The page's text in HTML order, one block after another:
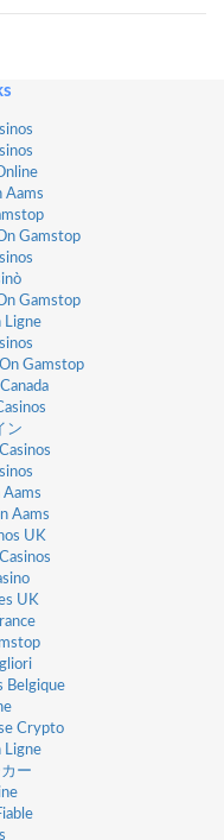
Aams
Gamstop
Gamstop
Ligne
Gamstop
ン
Aams
UK
UK
Belgique
Crypto
Ligne
ー